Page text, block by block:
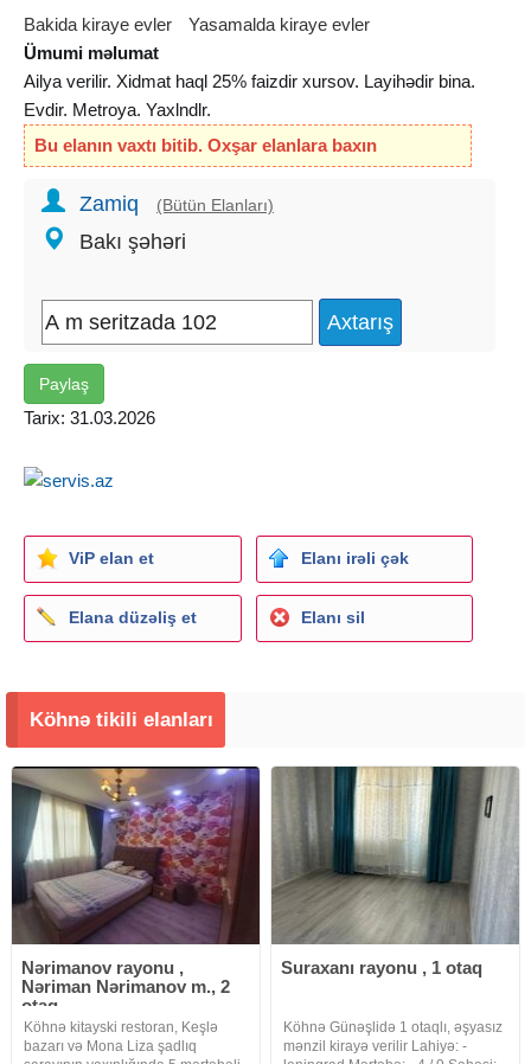
Bakida kiraye evler
Yasamalda kiraye evler
Ümumi məlumat
Ailya verilir. Xidmat haql 25% faizdir xursov. Layihədir bina.
Evdir. Metroya. Yaxlndlr.
Bu elanın vaxtı bitib. Oxşar elanlara baxın
Zamiq (Bütün Elanları)
Bakı şəhəri
Paylaş
Tarix: 31.03.2026
ViP elan et Elanı irəli çək
Elana düzəliş et Elanı sil
Köhnə tikili elanları
Nərimanov rayonu ,
Nəriman Nərimanov m., 2
otaq
Köhnə kitayski restoran, Keşlə
bazarı və Mona Liza şadlıq
Suraxanı rayonu , 1 otaq
Köhnə Günəşlidə 1 otaqlı, əşyasız
mənzil kirayə verilir Lahiyə: -